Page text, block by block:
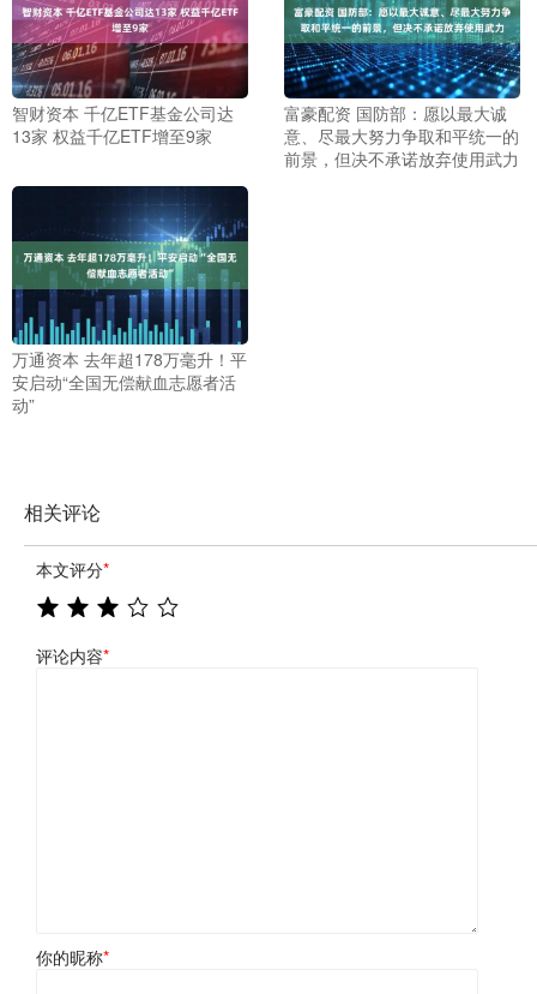
智财资本 千亿ETF基金公司达
13家 权益千亿ETF增至9家
富豪配资 国防部：愿以最大诚
意、尽最大努力争取和平统一的
前景，但决不承诺放弃使用武力
万通资本 去年超178万毫升！平
安启动“全国无偿献血志愿者活
动”
相关评论
本文评分*
评论内容*
你的昵称*